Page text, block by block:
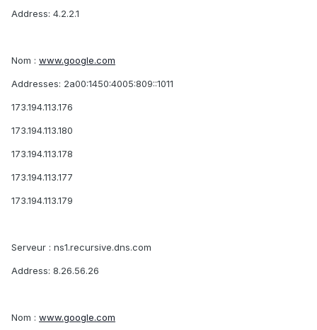
Address: 4.2.2.1
Nom : www.google.com
Addresses: 2a00:1450:4005:809::1011
173.194.113.176
173.194.113.180
173.194.113.178
173.194.113.177
173.194.113.179
Serveur : ns1.recursive.dns.com
Address: 8.26.56.26
Nom : www.google.com